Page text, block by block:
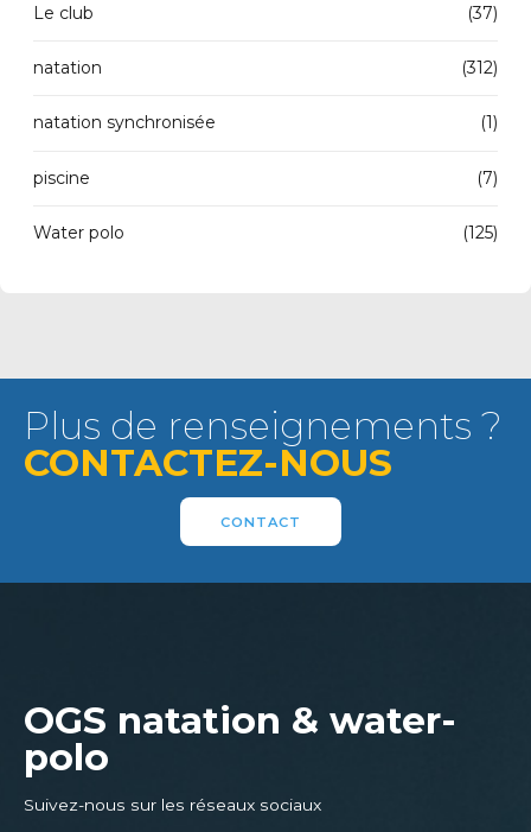
Le club (37)
natation (312)
natation synchronisée (1)
piscine (7)
Water polo (125)
Plus de renseignements ?
CONTACTEZ-NOUS
CONTACT
OGS natation & water-
polo
Suivez-nous sur les réseaux sociaux